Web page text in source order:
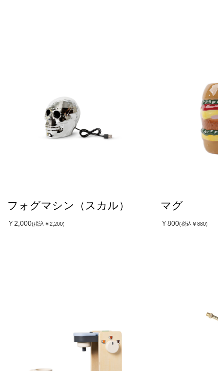
フォグマシン（スカル）
￥2,000(税込￥2,200)
マグ
￥800(税込￥880)